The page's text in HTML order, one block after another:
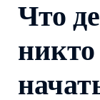
Что
никто